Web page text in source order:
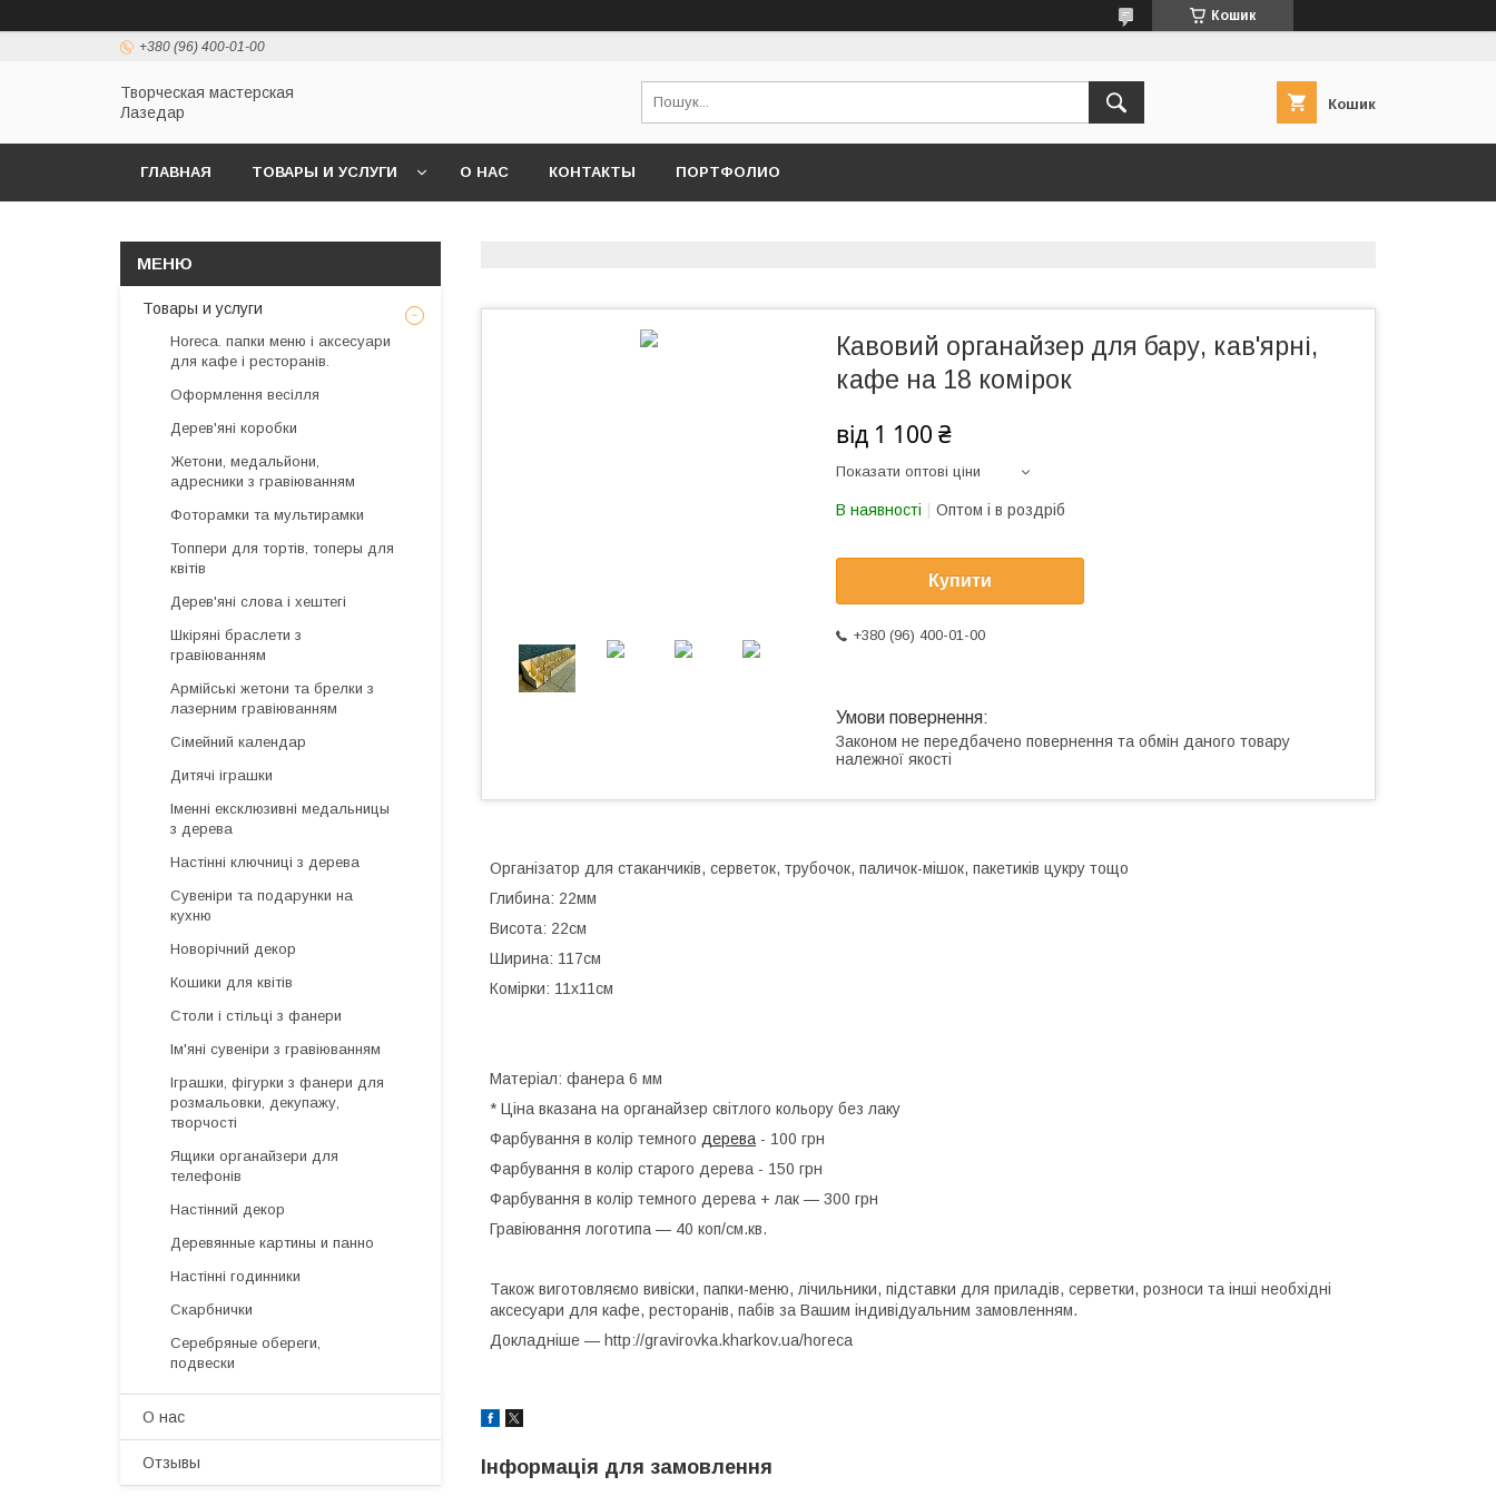
Кошик
+380 (96) 400-01-00
Творческая мастерская
Лазедар
Кошик
ГЛАВНАЯ ТОВАРЫ И УСЛУГИ О НАС КОНТАКТЫ ПОРТФОЛИО
Кавовий органайзер для бару, кав'ярні,
кафе на 18 комірок
від 1 100 ₴
Показати оптові ціни
В наявності Оптом і в роздріб
Купити
+380 (96) 400-01-00
Законом не передбачено повернення та обмін даного товару
належної якості
Організатор для стаканчиків, серветок, трубочок, паличок-мішок, пакетиків цукру тощо
Глибина: 22мм
Висота: 22см
Ширина: 117см
Комірки: 11х11см
Матеріал: фанера 6 мм
* Ціна вказана на органайзер світлого кольору без лаку
Фарбування в колір темного дерева- 100 грн
Фарбування в колір старого дерева - 150 грн
Фарбування в колір темного дерева + лак — 300 грн
Гравіювання логотипа — 40 коп/см.кв.
Також виготовляємо вивіски, папки-меню, лічильники, підставки для приладів, серветки, розноси та інші необхідні
аксесуари для кафе, ресторанів, пабів за Вашим індивідуальним замовленням.
Докладніше — http://gravirovka.kharkov.ua/horeca
Інформація для замовлення
Товары и услуги
Horeca. папки меню і аксесуари
для кафе і ресторанів.
Оформлення весілля
Дерев'яні коробки
Жетони, медальйони,
адресники з гравіюванням
Фоторамки та мультирамки
Топпери для тортів, топеры для
квітів
Дерев'яні слова і хештегі
Шкіряні браслети з
гравіюванням
Армійські жетони та брелки з
лазерним гравіюванням
Сімейний календар
Дитячі іграшки
Іменні ексклюзивні медальницы
з дерева
Настінні ключниці з дерева
Сувеніри та подарунки на
кухню
Новорічний декор
Кошики для квітів
Столи і стільці з фанери
Ім'яні сувеніри з гравіюванням
Іграшки, фігурки з фанери для
розмальовки, декупажу,
творчості
Ящики органайзери для
телефонів
Настінний декор
Деревянные картины и панно
Настінні годинники
Скарбнички
Серебряные обереги,
подвески
О нас
Отзывы